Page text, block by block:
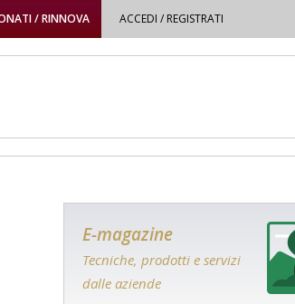
/ RINNOVA ACCEDI / REGISTRATI
E-magazine
Tecniche, prodotti e servizi
dalle aziende